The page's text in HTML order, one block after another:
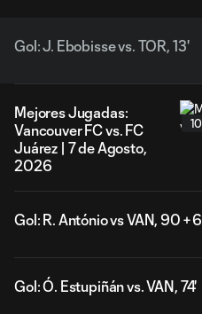
Gol: J. Ebobisse vs. TOR, 13'
Mejores Jugadas:
Vancouver FC vs. FC
Juárez | 7 de Agosto,
2026
Gol: R. António vs VAN, 90 +
Gol: Ó. Estupiñán vs. VAN, 74'